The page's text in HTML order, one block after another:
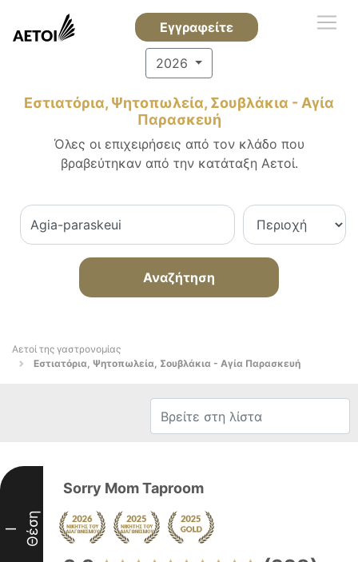
Εγγραφείτε
2026
Εστιατόρια, Ψητοπωλεία, Σουβλάκια - Αγία
Παρασκευή
Όλες οι επιχειρήσεις από τον κλάδο που
βραβεύτηκαν από την κατάταξη Αετοί.
Αναζήτηση
Αετοί της γαστρονομίας
Εστιατόρια, Ψητοπωλεία, Σουβλάκια - Αγία Παρασκευή
I Θέση
Sorry Mom Taproom